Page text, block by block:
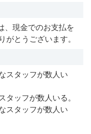
、現金でのお支払を
がとうございます。
スタッフが数人い
タッフが数人いる。
スタッフが数人い